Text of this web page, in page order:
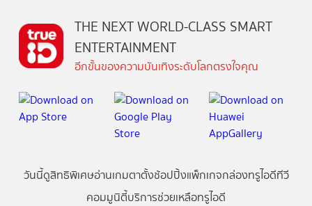
THE NEXT WORLD-CLASS SMART
ENTERTAINMENT
อีกขั้นของความบันเทิงระดับโลกตรงใจคุณ
วันนี้ดูสิทธิพิเศษอ่านเกมตาตั้งช้อปปิ้งแพ็กเกจกล่องทรูไอดีทีวี
คอมมูนิตี้บริการช่วยเหลือทรูไอดี